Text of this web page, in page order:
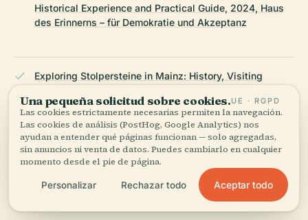
Historical Experience and Practical Guide, 2024, Haus
des Erinnerns – für Demokratie und Akzeptanz
Exploring Stolpersteine in Mainz: History, Visiting
Publications
Visiting the Albert Mayer Stolperstein in Mainz: History,
Location & Visitor Information, 2023, Stolpersteine
Mainz
Una pequeña solicitud sobre cookies.UE · RGPD
Las cookies estrictamente necesarias permiten la navegación.
Las cookies de análisis (PostHog, Google Analytics) nos
ayudan a entender qué páginas funcionan — solo agregadas,
sin anuncios ni venta de datos. Puedes cambiarlo en cualquier
momento desde el pie de página.
Personalizar Rechazar todo Aceptar todo